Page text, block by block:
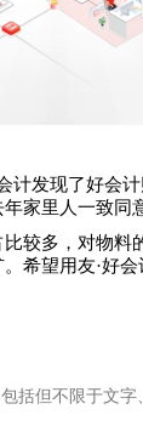
计发现了好会
家里人一致同
较多，对物料
希望用友·好
括但不限于文